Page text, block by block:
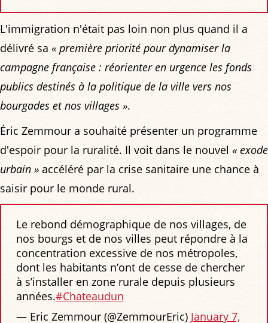
L'immigration n'était pas loin non plus quand il a
délivré sa « première priorité pour dynamiser la
campagne française : réorienter en urgence les fonds
publics destinés à la politique de la ville vers nos
bourgades et nos villages ».
Éric Zemmour a souhaité présenter un programme
d'espoir pour la ruralité. Il voit dans le nouvel « exode
urbain » accéléré par la crise sanitaire une chance à
saisir pour le monde rural.
Le rebond démographique de nos villages, de
nos bourgs et de nos villes peut répondre à la
concentration excessive de nos métropoles,
dont les habitants n’ont de cesse de chercher
à s’installer en zone rurale depuis plusieurs
années.#Chateaudun
— Eric Zemmour (@ZemmourEric) January 7,